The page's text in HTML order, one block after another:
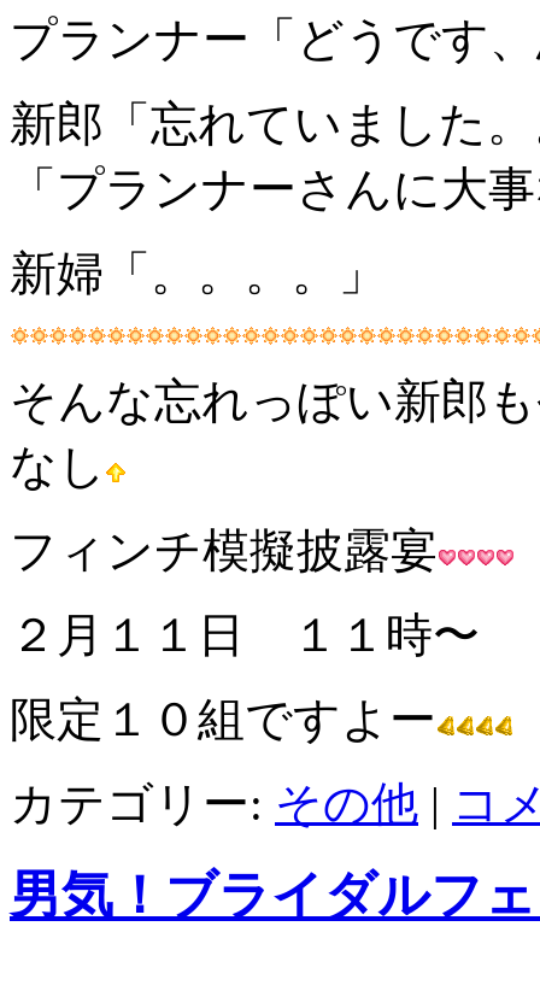
プランナー「どうです
新郎「忘れていました
「プランナーさんに大
新婦「。。。。」
そんな忘れっぽい新郎
なし
フィンチ模擬披露宴
２月１１日 １１時〜
限定１０組ですよー
カテゴリー: その他 | コ
男気！ブライダルフ